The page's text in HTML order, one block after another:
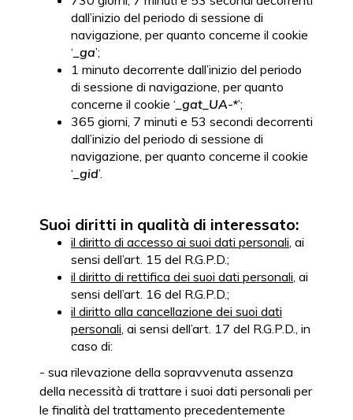
dall’inizio del periodo di sessione di
navigazione, per quanto concerne il cookie
‘ _ga’;
1 minuto decorrente dall’inizio del periodo
di sessione di navigazione, per quanto
concerne il cookie ‘ _gat_UA-*’;
365 giorni, 7 minuti e 53 secondi decorrenti
dall’inizio del periodo di sessione di
navigazione, per quanto concerne il cookie
‘ _gid’.
Suoi diritti in qualità di interessato:
il diritto di accesso ai suoi dati personali, ai
sensi dell’art. 15 del R.G.P.D.;
il diritto di rettifica dei suoi dati personali, ai
sensi dell’art. 16 del R.G.P.D.;
il diritto alla cancellazione dei suoi dati
personali, ai sensi dell’art. 17 del R.G.P.D., in
caso di:
- sua rilevazione della sopravvenuta assenza
della necessità di trattare i suoi dati personali per
le finalità del trattamento precedentemente